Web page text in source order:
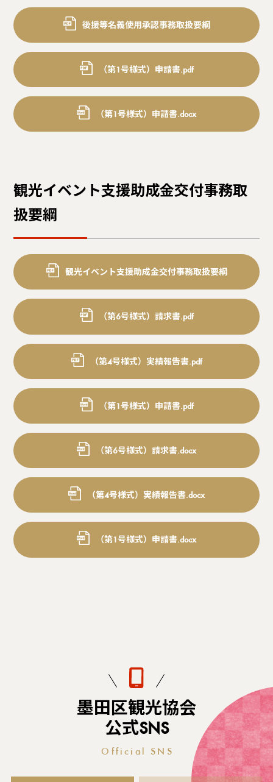
後援等名義使用承認事務取扱要綱
（第1号様式）申請書.pdf
（第1号様式）申請書.docx
観光イベント支援助成金交付事務取
扱要綱
観光イベント支援助成金交付事務取扱要綱
（第6号様式）請求書.pdf
（第4号様式）実績報告書.pdf
（第1号様式）申請書.pdf
（第6号様式）請求書.docx
（第4号様式）実績報告書.docx
（第1号様式）申請書.docx
墨田区観光協会
公式SNS
Official SNS